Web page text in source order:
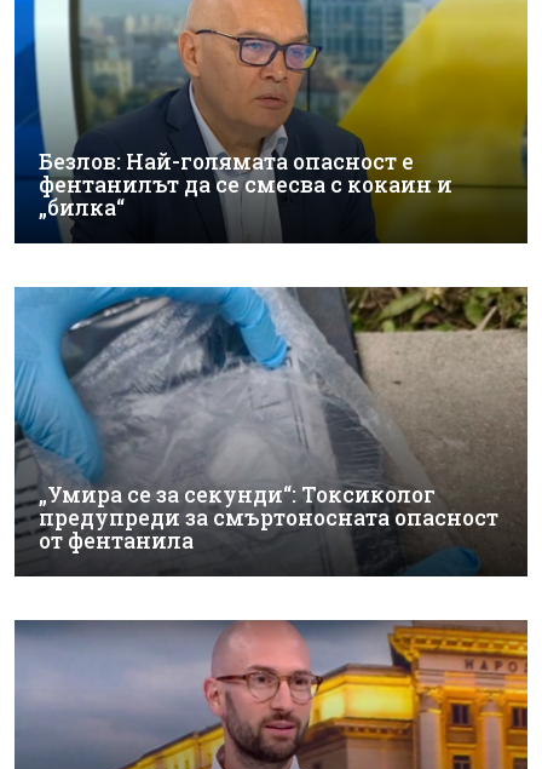
Безлов: Най-голямата опасност е
фентанилът да се смесва с кокаин и
„билка“
„Умира се за секунди“: Токсиколог
предупреди за смъртоносната опасност
от фентанила